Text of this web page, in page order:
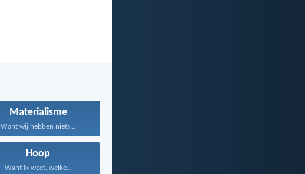
Materialisme
Want wij hebben niets...
Hoop
Want Ik weet, welke...